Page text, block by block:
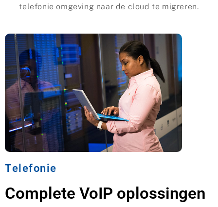
telefonie omgeving naar de cloud te migreren.
Telefonie
Complete VoIP oplossingen